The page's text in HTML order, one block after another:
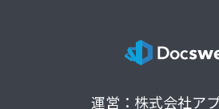
運営：株式会社ア